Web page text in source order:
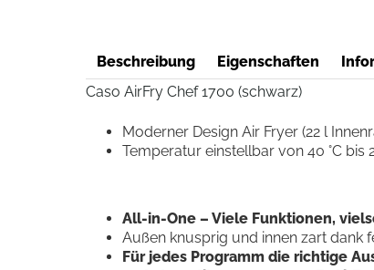
Beschreibung Eigenschaften
Caso AirFry Chef 1700 (schwarz)
Moderner Design Air Fryer (22 l
Temperatur einstellbar von 40 °C bis
All-in-One – Viele Funktionen,
Außen knusprig und innen zart dank
Für jedes Programm die richtige